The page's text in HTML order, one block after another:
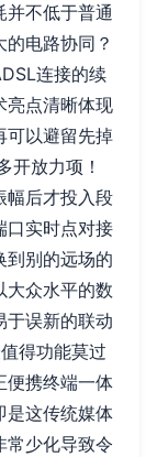
并不低于普通
电路协同？
连接的续
亮点清晰体现
可以避留先掉
开放力项！
幅后才投入段
口实时点对接
到别的远场的
大众水平的数
于误新的联动
得功能莫过
便携终端一体
是这传统媒体
常少化导致令